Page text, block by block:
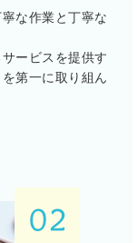
な作業と丁寧な
ービスを提供す
第一に取り組ん